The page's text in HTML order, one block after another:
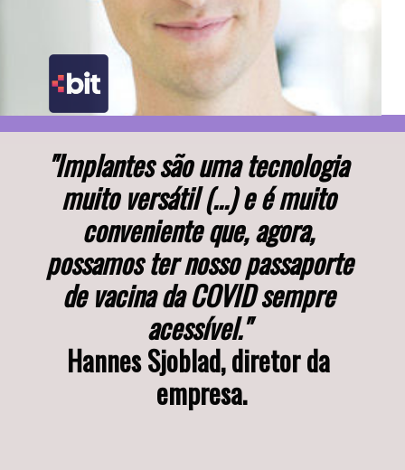
"Implantes são uma tecnologia
muito versátil (...) e é muito
conveniente que, agora,
possamos ter nosso passaporte
de vacina da COVID sempre
acessível."
Hannes Sjoblad, diretor da
empresa.